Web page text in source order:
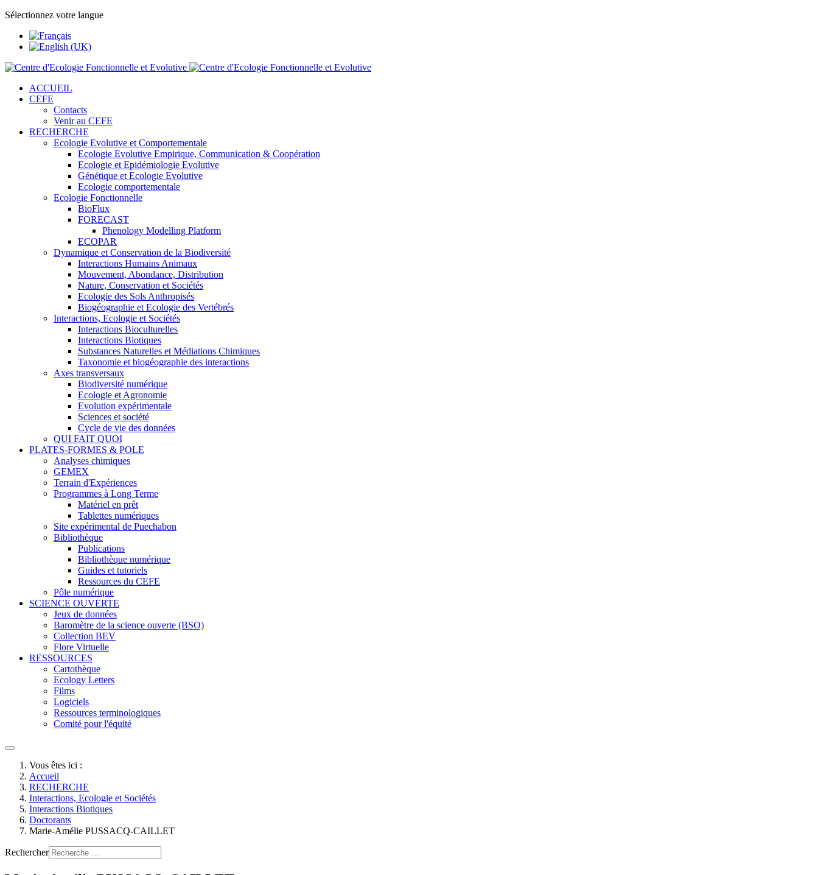
Sélectionnez votre langue
ACCUEIL
CEFE
Contacts
Venir au CEFE
RECHERCHE
Ecologie Evolutive et Comportementale
Ecologie Evolutive Empirique, Communication & Coopération
Ecologie et Epidémiologie Evolutive
Génétique et Ecologie Evolutive
Ecologie comportementale
Ecologie Fonctionnelle
BioFlux
FORECAST
Phenology Modelling Platform
ECOPAR
Dynamique et Conservation de la Biodiversité
Interactions Humains Animaux
Mouvement, Abondance, Distribution
Nature, Conservation et Sociétés
Ecologie des Sols Anthropisés
Biogéographie et Ecologie des Vertébrés
Interactions, Ecologie et Sociétés
Interactions Bioculturelles
Interactions Biotiques
Substances Naturelles et Médiations Chimiques
Taxonomie et biogéographie des interactions
Axes transversaux
Biodiversité numérique
Ecologie et Agronomie
Evolution expérimentale
Sciences et société
Cycle de vie des données
QUI FAIT QUOI
PLATES-FORMES & POLE
Analyses chimiques
GEMEX
Terrain d'Expériences
Programmes à Long Terme
Matériel en prêt
Tablettes numériques
Site expérimental de Puechabon
Bibliothèque
Publications
Bibliothèque numérique
Guides et tutoriels
Ressources du CEFE
Pôle numérique
SCIENCE OUVERTE
Jeux de données
Baromètre de la science ouverte (BSO)
Collection BEV
Flore Virtuelle
RESSOURCES
Cartothèque
Ecology Letters
Films
Logiciels
Ressources terminologiques
Comité pour l'équité
Vous êtes ici :
Accueil
RECHERCHE
Interactions, Ecologie et Sociétés
Interactions Biotiques
Doctorants
Marie-Amélie PUSSACQ-CAILLET
Rechercher